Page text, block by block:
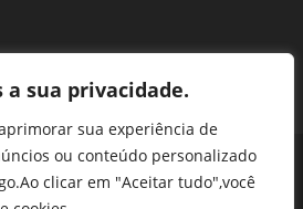
sua privacidade.
sua experiência de
ou conteúdo personalizado
clicar em "Aceitar tudo",você
Ouvidoria
e prestação de contas